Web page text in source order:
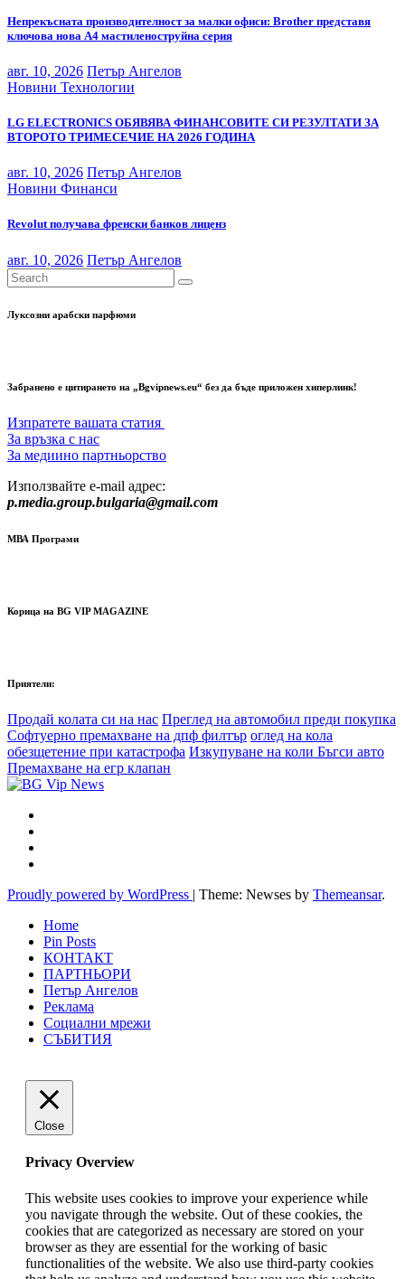
Непрекъсната производителност за малки офиси: Brother представя
ключова нова A4 мастиленоструйна серия
авг. 10, 2026 Петър Ангелов
Новини Технологии
LG ELECTRONICS ОБЯВЯВА ФИНАНСОВИТЕ СИ РЕЗУЛТАТИ ЗА
ВТОРОТО ТРИМЕСЕЧИЕ НА 2026 ГОДИНА
авг. 10, 2026 Петър Ангелов
Новини Финанси
Revolut получава френски банков лиценз
авг. 10, 2026 Петър Ангелов
Луксозни арабски парфюми
Забранено е цитирането на „Bgvipnews.eu“ без да бъде приложен хиперлинк!
Изпратете вашата статия
За връзка с нас
За медиино партньорство
Използвайте e-mail адрес:
p.media.group.bulgaria@gmail.com
МВА Програми
Корица на BG VIP MAGAZINE
Приятели:
Продай колата си на нас Преглед на автомобил преди покупка
Софтуерно премахване на дпф филтър оглед на кола
обезщетение при катастрофа Изкупуване на коли Бъгси авто
Премахване на егр клапан
Proudly powered by WordPress | Theme: Newses by Themeansar.
Home
Pin Posts
КОНТАКТ
ПАРТНЬОРИ
Петър Ангелов
Реклама
Социални мрежи
СЪБИТИЯ
Close
Privacy Overview
This website uses cookies to improve your experience while
you navigate through the website. Out of these cookies, the
cookies that are categorized as necessary are stored on your
browser as they are essential for the working of basic
functionalities of the website. We also use third-party cookies